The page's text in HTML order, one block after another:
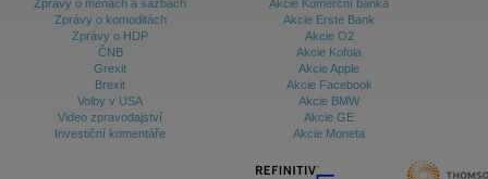
Zprávy o měnách a sazbách
Zprávy o komoditách
Zprávy o HDP
ČNB
Grexit
Brexit
Volby v USA
Video zpravodajství
Investiční komentáře
Akcie Komerční banka
Akcie Erste Bank
Akcie O2
Akcie Kofola
Akcie Apple
Akcie Facebook
Akcie BMW
Akcie GE
Akcie Moneta